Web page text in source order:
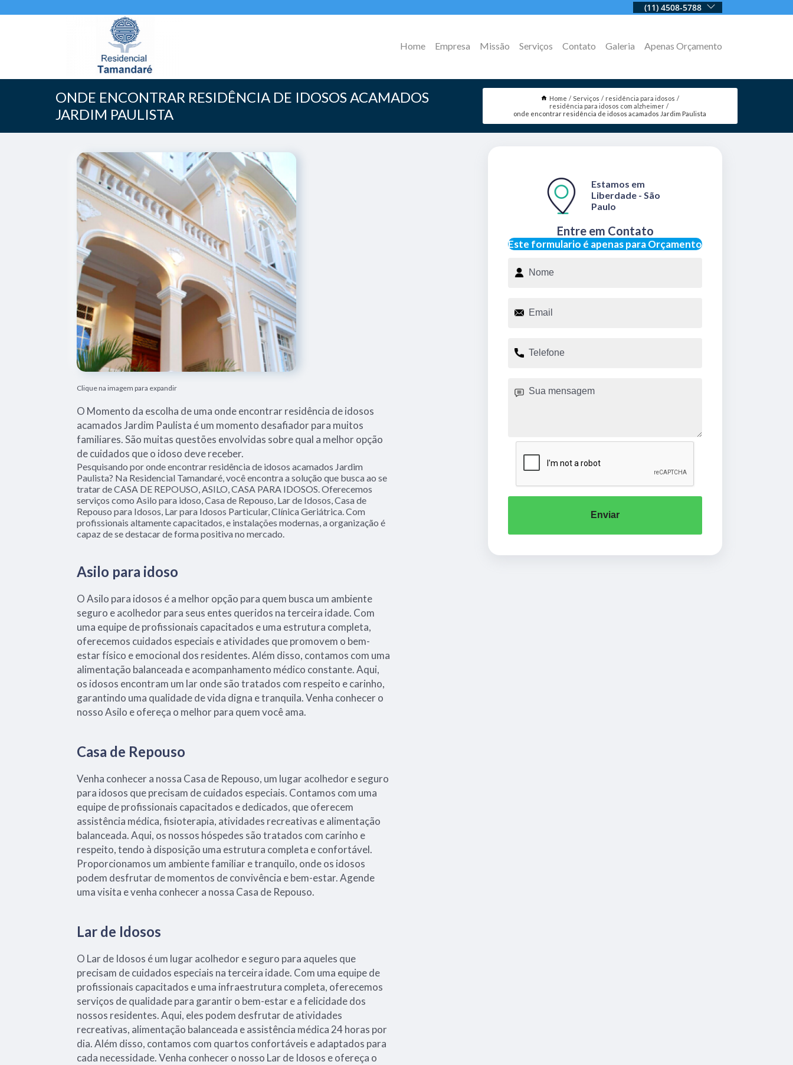
(11) 4508-5788
Home Empresa Missão Serviços Contato Galeria Apenas Orçamento
ONDE ENCONTRAR RESIDÊNCIA DE IDOSOS ACAMADOS
JARDIM PAULISTA
Home Serviços
residência para idosos
residência para idosos com alzheimer
onde encontrar residência de idosos acamados Jardim Paulista
Clique na imagem para expandir
O Momento da escolha de uma onde encontrar residência de idosos
acamados Jardim Paulista é um momento desafiador para muitos
familiares. São muitas questões envolvidas sobre qual a melhor opção
de cuidados que o idoso deve receber.
Pesquisando por onde encontrar residência de idosos acamados Jardim
Paulista? Na Residencial Tamandaré, você encontra a solução que busca ao se
tratar de CASA DE REPOUSO, ASILO, CASA PARA IDOSOS. Oferecemos
serviços como Asilo para idoso, Casa de Repouso, Lar de Idosos, Casa de
Repouso para Idosos, Lar para Idosos Particular, Clínica Geriátrica. Com
profissionais altamente capacitados, e instalações modernas, a organização é
capaz de se destacar de forma positiva no mercado.
Asilo para idoso
O Asilo para idosos é a melhor opção para quem busca um ambiente
seguro e acolhedor para seus entes queridos na terceira idade. Com
uma equipe de profissionais capacitados e uma estrutura completa,
oferecemos cuidados especiais e atividades que promovem o bem-
estar físico e emocional dos residentes. Além disso, contamos com uma
alimentação balanceada e acompanhamento médico constante. Aqui,
os idosos encontram um lar onde são tratados com respeito e carinho,
garantindo uma qualidade de vida digna e tranquila. Venha conhecer o
nosso Asilo e ofereça o melhor para quem você ama.
Casa de Repouso
Venha conhecer a nossa Casa de Repouso, um lugar acolhedor e seguro
para idosos que precisam de cuidados especiais. Contamos com uma
equipe de profissionais capacitados e dedicados, que oferecem
assistência médica, fisioterapia, atividades recreativas e alimentação
balanceada. Aqui, os nossos hóspedes são tratados com carinho e
respeito, tendo à disposição uma estrutura completa e confortável.
Proporcionamos um ambiente familiar e tranquilo, onde os idosos
podem desfrutar de momentos de convivência e bem-estar. Agende
uma visita e venha conhecer a nossa Casa de Repouso.
Lar de Idosos
O Lar de Idosos é um lugar acolhedor e seguro para aqueles que
precisam de cuidados especiais na terceira idade. Com uma equipe de
profissionais capacitados e uma infraestrutura completa, oferecemos
serviços de qualidade para garantir o bem-estar e a felicidade dos
nossos residentes. Aqui, eles podem desfrutar de atividades
recreativas, alimentação balanceada e assistência médica 24 horas por
dia. Além disso, contamos com quartos confortáveis e adaptados para
cada necessidade. Venha conhecer o nosso Lar de Idosos e ofereça o
Este formulario é apenas para Orçamento
Entre em Contato
Estamos em
Liberdade - São
Paulo
Enviar